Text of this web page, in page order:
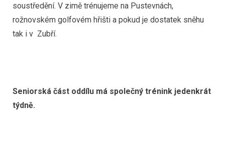
soustředění. V zimě trénujeme na Pustevnách,
rožnovském golfovém hřišti a pokud je dostatek sněhu
tak i v Zubří.
Seniorská část oddílu má společný trénink jedenkrát
týdně.